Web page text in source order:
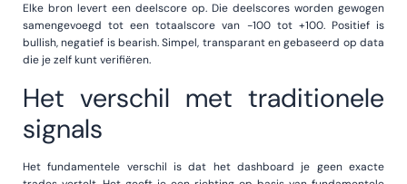
Elke bron levert een deelscore op. Die deelscores worden gewogen
samengevoegd tot een totaalscore van -100 tot +100. Positief is
bullish, negatief is bearish. Simpel, transparant en gebaseerd op data
die je zelf kunt verifiëren.
Het verschil met traditionele
signals
Het fundamentele verschil is dat het dashboard je geen exacte